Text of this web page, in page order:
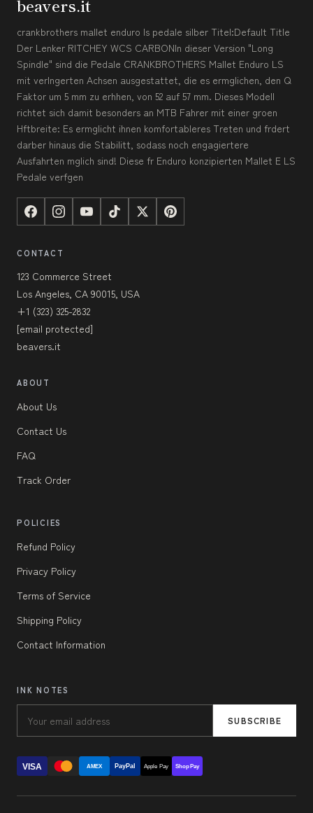
beavers.it
crankbrothers mallet enduro ls pedale silber Titel:Default Title
Der Lenker RITCHEY WCS CARBONIn dieser Version "Long
Spindle" sind die Pedale CRANKBROTHERS Mallet Enduro LS
mit verlngerten Achsen ausgestattet, die es ermglichen, den Q
Faktor um 5 mm zu erhhen, von 52 auf 57 mm. Dieses Modell
richtet sich damit besonders an MTB Fahrer mit einer groen
Hftbreite: Es ermglicht ihnen komfortableres Treten und frdert
darber hinaus die Stabilitt, sodass noch engagiertere
Ausfahrten mglich sind! Diese fr Enduro konzipierten Mallet E LS
Pedale verfgen
CONTACT
123 Commerce Street
Los Angeles, CA 90015, USA
+1 (323) 325-2832
[email protected]
beavers.it
ABOUT
About Us
Contact Us
FAQ
Track Order
POLICIES
Refund Policy
Privacy Policy
Terms of Service
Shipping Policy
Contact Information
INK NOTES
SUBSCRIBE
VISA AMEX PayPal Apple Pay Shop Pay